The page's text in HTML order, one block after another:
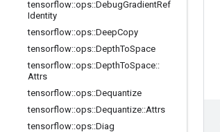
tensorflow::ops::DebugGradientRef
Identity
tensorflow::ops::DeepCopy
tensorflow::ops::DepthToSpace
tensorflow::ops::DepthToSpace::
Attrs
tensorflow::ops::Dequantize
tensorflow::ops::Dequantize::Attrs
tensorflow::ops::Diag